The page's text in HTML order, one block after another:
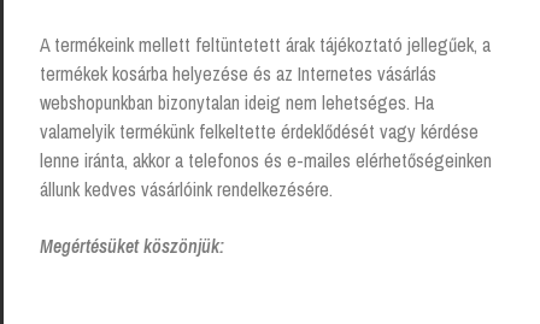
Tork Elevation habszappan
adagoló
Tork folyékonyszappan
adagoló könyökkarral
A termékeink mellett feltüntetett árak tájékoztató jellegűek, a
termékek kosárba helyezése és az Internetes vásárlás
webshopunkban bizonytalan ideig nem lehetséges. Ha
valamelyik termékünk felkeltette érdeklődését vagy kérdése
lenne iránta, akkor a telefonos és e-mailes elérhetőségeinken
állunk kedves vásárlóink rendelkezésére.
Megértésüket köszönjük: